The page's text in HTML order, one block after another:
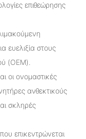
επιθεώρησης
ευελιξία στους
(OEM).
οι ονομαστικές
ανθεκτικούς
σκληρές
επικεντρώνεται